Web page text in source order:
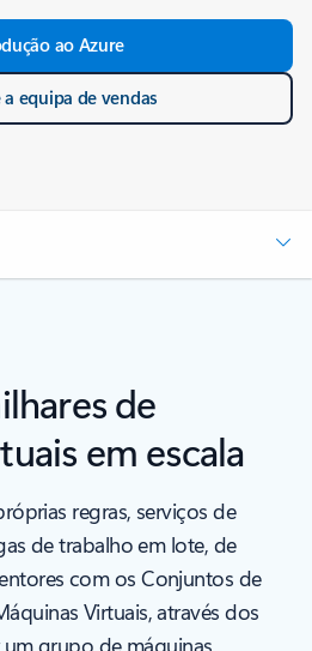
ao Azure
equipa de vendas
de
em escala
regras, serviços de
de trabalho em lote, de
com os Conjuntos de
Virtuais, através dos
grupo de máquinas